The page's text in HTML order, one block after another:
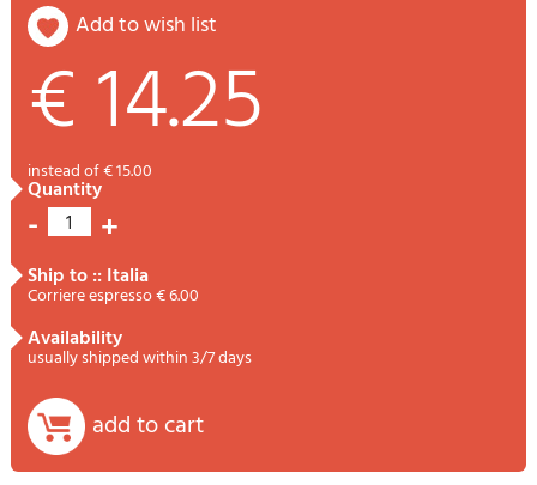
add to wish list
€ 14.25
instead of € 15.00
quantity
- 1 +
ship to :: Italia
Corriere espresso € 6.00
availability
usually shipped within 3/7 days
add to cart